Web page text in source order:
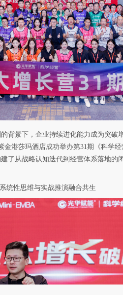
背景下，企业持续进化能力成为突破
金港莎玛酒店成功举办第31期《科学
了从战略认知迭代到经营体系落地的
统性思维与实战推演融合共生